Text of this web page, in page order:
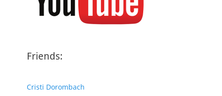
Friends:
Cristi Dorombach